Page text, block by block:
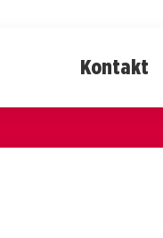
Kontakt